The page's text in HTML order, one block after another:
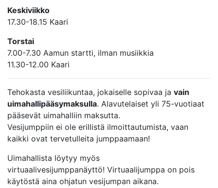
Keskiviikko
17.30-18.15 Kaari
Torstai
7.00-7.30 Aamun startti, ilman musiikkia
11.30-12.00 Kaari
Tehokasta vesiliikuntaa, jokaiselle sopivaa ja vain
uimahallipääsymaksulla. Alavutelaiset yli 75-vuotiaat
pääsevät uimahalliin maksutta.
Vesijumppiin ei ole erillistä ilmoittautumista, vaan
kaikki ovat tervetulleita jumppaamaan!
Uimahallista löytyy myös
virtuaalivesijumppanäyttö! Virtuaalijumppa on pois
käytöstä aina ohjatun vesijumpan aikana.